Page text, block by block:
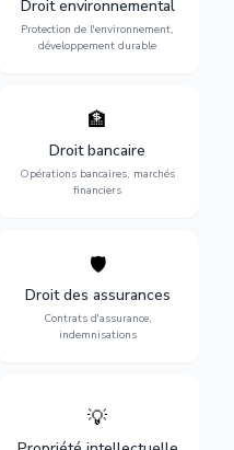
Droit environnemental
Protection de l'environnement,
développement durable
conformité
environnementale, litiges et
développement durable.
🏦
Droit bancaire
Opérations bancaires, marchés
financiers
Gestion de vos opérations
financières : contentieux
bancaire, investissements et
régulation.
🛡️
Droit des assurances
Contrats d'assurance,
indemnisations
Défense de vos intérêts :
contrats d'assurance,
sinistres et indemnisations
optimales.
💡
Protection de vos créations